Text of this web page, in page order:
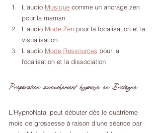
L'audio Musique comme un ancrage zen
pour la maman
L'audio Mode Zen pour la focalisation et la
visualisation
L'audio Mode Ressources pour la
focalisation et la dissociation
Préparation accouchement hypnose en Bretagne
L'HypnoNatal peut débuter dès le quatrième
mois de grossesse à raison d'une séance par